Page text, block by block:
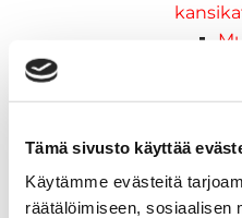
Tämä sivusto käyttää
Käytämme evästeitä
räätälöimiseen, sosiaalisen